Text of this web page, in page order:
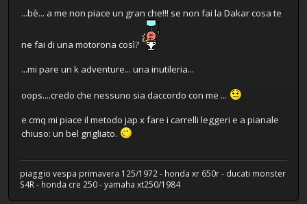
...bè... a me non piace un gran che!!! se non fai la Dakar cosa te
ne fai di una motorona così?
...mi pare un k adventure... una inutileria...
oops....credo che nessuno sia daccordo con me ...
e cmq mi piace il metodo jap x fare i carrelli leggeri e a pianale
chiuso: un bel grigliato.
piaggio vespa primavera 125/1972 - honda xr 650r - ducati monster
S4R - honda cre 250 - yamaha xt250/1984